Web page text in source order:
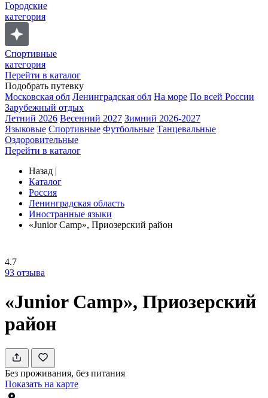
Городские
категория
Спортивные
категория
Перейти в каталог
Подобрать путевку
Московская обл Ленинградская обл На море По всей России
Зарубежный отдых
Летний 2026 Весенний 2027 Зимний 2026-2027
Языковые Спортивные Футбольные Танцевальные
Оздоровительные
Перейти в каталог
Назад |
Каталог
Россия
Ленинградская область
Иностранные языки
«Junior Camp», Приозерский район
4.7
93 отзыва
«Junior Camp», Приозерский
район
Без проживания, без питания
Показать на карте